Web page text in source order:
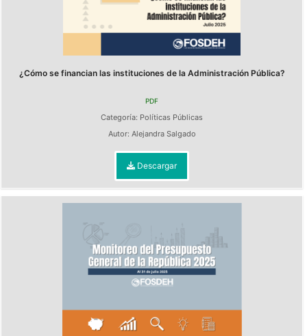
¿Cómo se financian las instituciones de la Administración Pública?
PDF
Categoría: Políticas Públicas
Autor: Alejandra Salgado
Descargar